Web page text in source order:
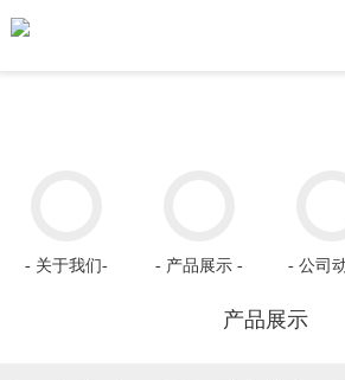
- 关于我们- - 产品展示 - - 公司
产品展示